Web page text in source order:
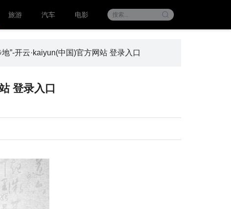
旅游 汽车 电影
”-开云·kaiyun(中国)官方网站 登录入口
登录入口